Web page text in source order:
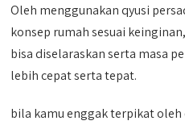
Oleh menggunakan qyusi
konsep rumah sesuai
bisa diselaraskan serta masa
lebih cepat serta tepat.
bila kamu enggak terpikat